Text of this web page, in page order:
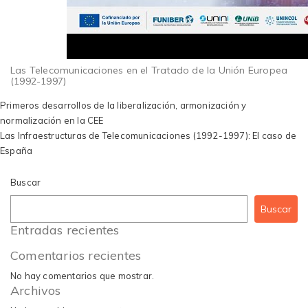
Las Telecomunicaciones en el Tratado de la Unión Europea
(1992-1997)
Navegación
de
entradas
Primeros desarrollos de la liberalización, armonización y
normalización en la CEE
Las Infraestructuras de Telecomunicaciones (1992-1997): El caso de
España
Buscar
Buscar
Entradas recientes
Comentarios recientes
No hay comentarios que mostrar.
Archivos